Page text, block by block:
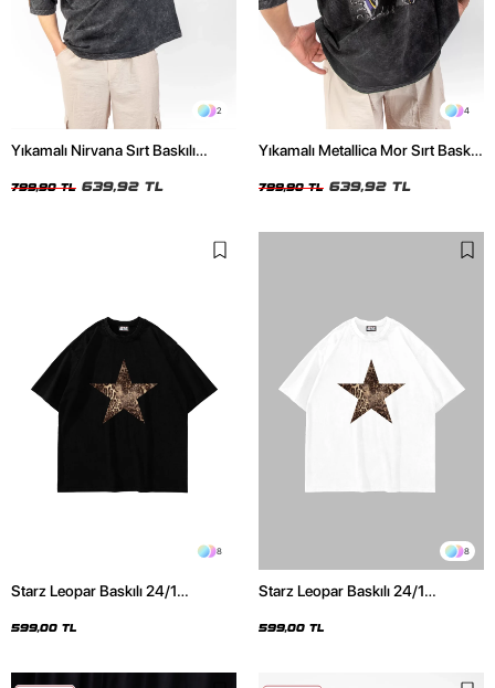
2
Yıkamalı Nirvana Sırt Baskılı
799,90 TL 639,92 TL
4
Yıkamalı Metallica Mor Sırt Baskılı
799,90 TL 639,92 TL
8
Starz Leopar Baskılı 24/1
599,00 TL
8
Starz Leopar Baskılı 24/1
599,00 TL